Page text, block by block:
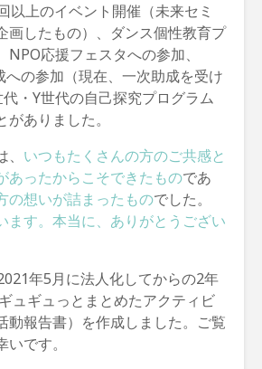
以上のイベント開催（未来セミ
画したもの）、ダンス個性教育プ
NPO応援フェスタへの参加、
への参加（現在、一次助成を受け
・Y世代の自己探究プログラム
ありました。
いつもたくさんの方のご共感と
あったからこそできたものであ
の想いが詰まったものでした。
ます。本当に、ありがとうござい
年5月に法人化してからの2年
ュギュっとまとめたアクティビ
動報告書）を作成しました。ご覧
です。